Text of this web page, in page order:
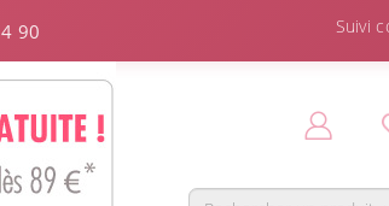
90 Suivi